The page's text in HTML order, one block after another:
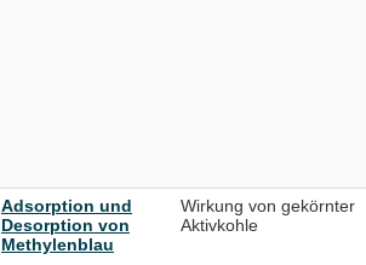
Adsorption und
Desorption von
Methylenblau
Wirkung von gekörnter
Aktivkohle